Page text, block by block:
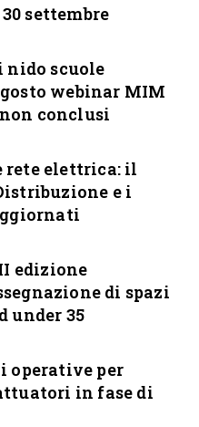
settembre
nido scuole
webinar MIM
conclusi
rete elettrica: il
e i
edizione
di spazi
under 35
operative per
in fase di